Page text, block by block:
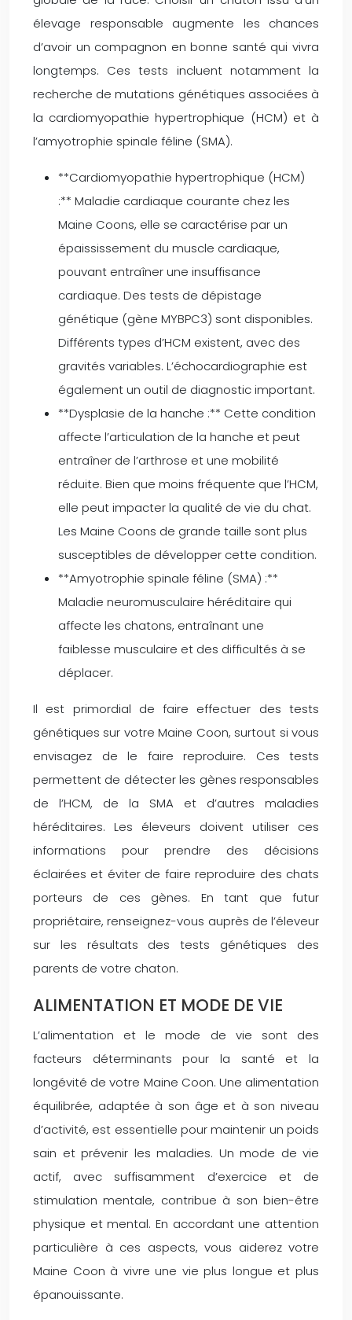
élevage responsable augmente les chances
d’avoir un compagnon en bonne santé qui vivra
longtemps. Ces tests incluent notamment la
recherche de mutations génétiques associées à
la cardiomyopathie hypertrophique (HCM) et à
l’amyotrophie spinale féline (SMA).
**Cardiomyopathie hypertrophique (HCM)
:** Maladie cardiaque courante chez les
Maine Coons, elle se caractérise par un
épaississement du muscle cardiaque,
pouvant entraîner une insuffisance
cardiaque. Des tests de dépistage
génétique (gène MYBPC3) sont disponibles.
Différents types d’HCM existent, avec des
gravités variables. L’échocardiographie est
également un outil de diagnostic important.
**Dysplasie de la hanche :** Cette condition
affecte l’articulation de la hanche et peut
entraîner de l’arthrose et une mobilité
réduite. Bien que moins fréquente que l’HCM,
elle peut impacter la qualité de vie du chat.
Les Maine Coons de grande taille sont plus
susceptibles de développer cette condition.
**Amyotrophie spinale féline (SMA) :**
Maladie neuromusculaire héréditaire qui
affecte les chatons, entraînant une
faiblesse musculaire et des difficultés à se
déplacer.
Il est primordial de faire effectuer des tests
génétiques sur votre Maine Coon, surtout si vous
envisagez de le faire reproduire. Ces tests
permettent de détecter les gènes responsables
de l’HCM, de la SMA et d’autres maladies
héréditaires. Les éleveurs doivent utiliser ces
informations pour prendre des décisions
éclairées et éviter de faire reproduire des chats
porteurs de ces gènes. En tant que futur
propriétaire, renseignez-vous auprès de l’éleveur
sur les résultats des tests génétiques des
parents de votre chaton.
ALIMENTATION ET MODE DE VIE
L’alimentation et le mode de vie sont des
facteurs déterminants pour la santé et la
longévité de votre Maine Coon. Une alimentation
équilibrée, adaptée à son âge et à son niveau
d’activité, est essentielle pour maintenir un poids
sain et prévenir les maladies. Un mode de vie
actif, avec suffisamment d’exercice et de
stimulation mentale, contribue à son bien-être
physique et mental. En accordant une attention
particulière à ces aspects, vous aiderez votre
Maine Coon à vivre une vie plus longue et plus
épanouissante.